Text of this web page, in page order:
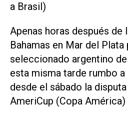
a Brasil)
Apenas horas después de
Bahamas en Mar del Plata
seleccionado argentino
esta misma tarde rumbo
desde el sábado la
AmeriCup (Copa